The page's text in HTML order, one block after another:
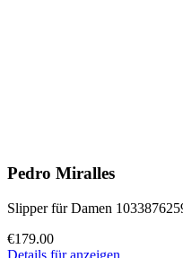
Pedro Miralles
Slipper für Damen
€179.00
Details für anzeigen